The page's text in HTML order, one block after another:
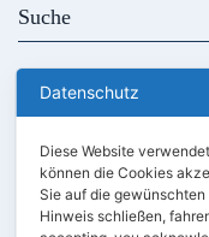
Kontakt
Unser Holz
Datenschutz
Diese Website
können die Cookies
Sie auf die
Hinweis schließen,